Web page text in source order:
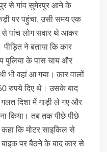
से गांव सुमेरपुर आने के
पर पहुंचा, उसी समय एक
पांच लोग सवार थे आकर
ने बताया कि कार
पुलिया के पास चाय और
भी वहां आ गया। कार वालों
50 रुपये दिए थे। उसके बाद
दिशा में गाड़ी ले गए और
किया। तब तक पीछे पीछे
कि मोटर साइकिल से
पर बैठने के बाद कार से